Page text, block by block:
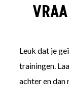
Leuk dat je
trainingen.
achter en